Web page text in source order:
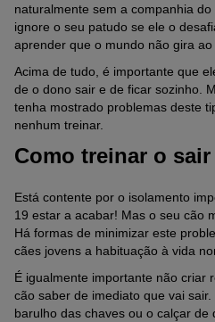
naturalmente sem a companhia do
ignore o seu patudo se ele o
aprender que o mundo não gira ao
Acima de tudo, é importante que
de o dono sair e de ficar sozinho.
tenha mostrado problemas deste
nenhum treinar.
Como treinar o sair
Está contente por o isolamento
19 estar a acabar! Mas o seu cão
Há formas de minimizar este
cães jovens a habituação à vida
É igualmente importante não criar
cão saber de imediato que vai
barulho das chaves ou o calçar